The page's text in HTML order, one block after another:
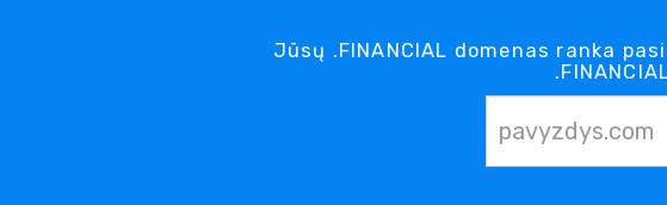
Jūsų .FINANCIAL domenas ranka